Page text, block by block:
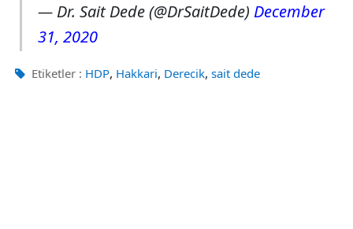
— Dr. Sait Dede (@DrSaitDede) December
31, 2020
Etiketler : HDP, Hakkari, Derecik, sait dede